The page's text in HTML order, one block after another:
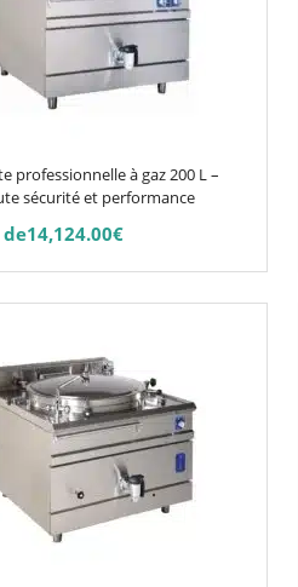
professionnelle à gaz 200 L –
sécurité et performance
14,124.00€